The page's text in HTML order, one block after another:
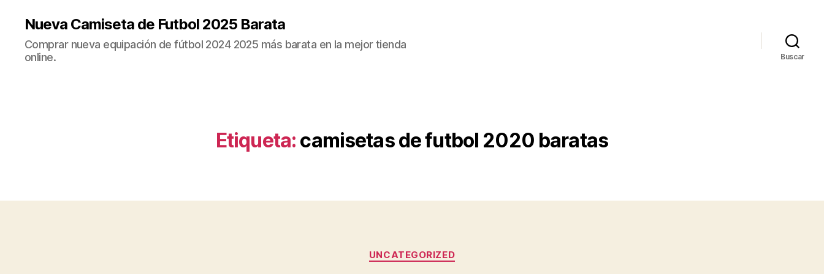
Nueva Camiseta de Futbol 2025 Barata
Comprar nueva equipación de fútbol 2024 2025 más barata en la mejor tienda
online.
Buscar
Etiqueta: camisetas de futbol 2020 baratas
Categorías
UNCATEGORIZED